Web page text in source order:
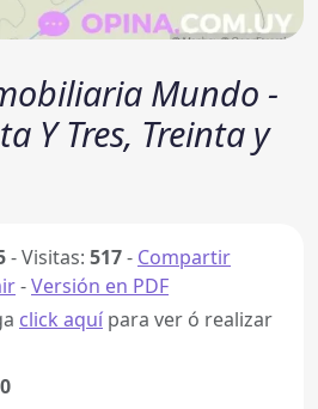
Mundo -
Y Tres, Treinta y
-Visitas: 517- Compartir
-Versión en PDF
click aquí para ver ó realizar